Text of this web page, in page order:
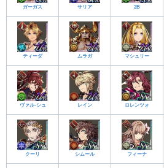
ガーガス サリア 2B
ティーダ ムラガ マシュリー
ヴァル-シュ レイン ロレンツォ
クーリ シムール フィーナ